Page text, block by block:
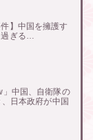
】中国を擁護す
過ぎる…
」中国、自衛隊の
日本政府が中国